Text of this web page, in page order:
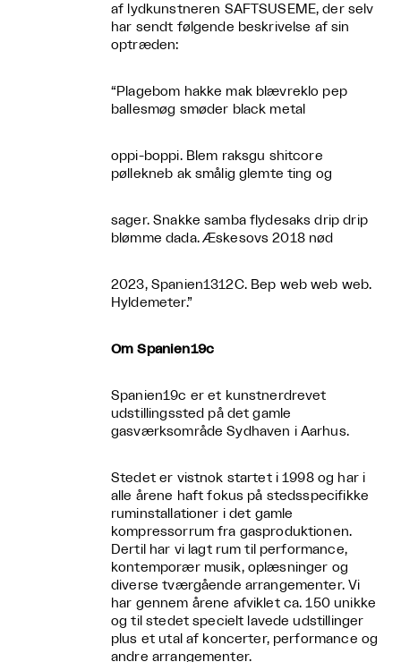
af lydkunstneren SAFTSUSEME, der selv
har sendt følgende beskrivelse af sin
optræden:
“Plagebom hakke mak blævreklo pep
ballesmøg smøder black metal
oppi-boppi. Blem raksgu shitcore
pøllekneb ak smålig glemte ting og
sager. Snakke samba flydesaks drip drip
blømme dada. Æskesovs 2018 nød
2023, Spanien1312C. Bep web web web.
Hyldemeter.”
Om Spanien19c
Spanien19c er et kunstnerdrevet
udstillingssted på det gamle
gasværksområde Sydhaven i Aarhus.
Stedet er vistnok startet i 1998 og har i
alle årene haft fokus på stedsspecifikke
ruminstallationer i det gamle
kompressorrum fra gasproduktionen.
Dertil har vi lagt rum til performance,
kontemporær musik, oplæsninger og
diverse tværgående arrangementer. Vi
har gennem årene afviklet ca. 150 unikke
og til stedet specielt lavede udstillinger
plus et utal af koncerter, performance og
andre arrangementer.